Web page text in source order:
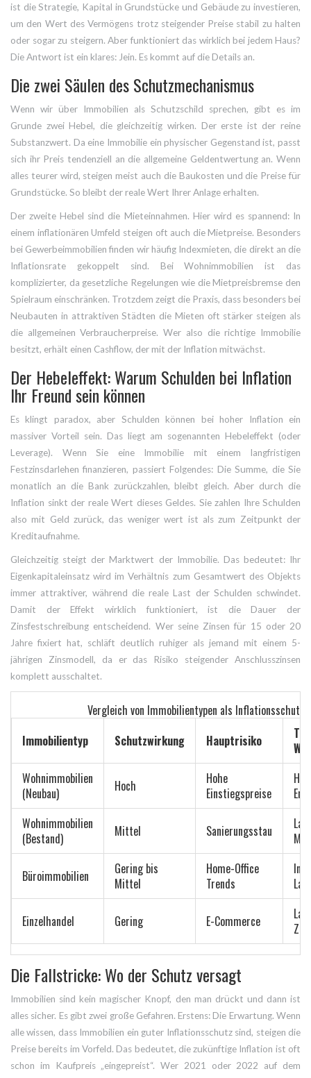
ist die Strategie, Kapital in Grundstücke und Gebäude zu investieren,
um den Wert des Vermögens trotz steigender Preise stabil zu halten
oder sogar zu steigern. Aber funktioniert das wirklich bei jedem Haus?
Die Antwort ist ein klares: Jein. Es kommt auf die Details an.
Die zwei Säulen des Schutzmechanismus
Wenn wir über Immobilien als Schutzschild sprechen, gibt es im
Grunde zwei Hebel, die gleichzeitig wirken. Der erste ist der reine
Substanzwert. Da eine Immobilie ein physischer Gegenstand ist, passt
sich ihr Preis tendenziell an die allgemeine Geldentwertung an. Wenn
alles teurer wird, steigen meist auch die Baukosten und die Preise für
Grundstücke. So bleibt der reale Wert Ihrer Anlage erhalten.
Der zweite Hebel sind die Mieteinnahmen. Hier wird es spannend: In
einem inflationären Umfeld steigen oft auch die Mietpreise. Besonders
bei Gewerbeimmobilien finden wir häufig Indexmieten, die direkt an die
Inflationsrate gekoppelt sind. Bei Wohnimmobilien ist das
komplizierter, da gesetzliche Regelungen wie die Mietpreisbremse den
Spielraum einschränken. Trotzdem zeigt die Praxis, dass besonders bei
Neubauten in attraktiven Städten die Mieten oft stärker steigen als
die allgemeinen Verbraucherpreise. Wer also die richtige Immobilie
besitzt, erhält einen Cashflow, der mit der Inflation mitwächst.
Der Hebeleffekt: Warum Schulden bei Inflation
Ihr Freund sein können
Es klingt paradox, aber Schulden können bei hoher Inflation ein
massiver Vorteil sein. Das liegt am sogenannten Hebeleffekt (oder
Leverage). Wenn Sie eine Immobilie mit einem langfristigen
Festzinsdarlehen finanzieren, passiert Folgendes: Die Summe, die Sie
monatlich an die Bank zurückzahlen, bleibt gleich. Aber durch die
Inflation sinkt der reale Wert dieses Geldes. Sie zahlen Ihre Schulden
also mit Geld zurück, das weniger wert ist als zum Zeitpunkt der
Kreditaufnahme.
Gleichzeitig steigt der Marktwert der Immobilie. Das bedeutet: Ihr
Eigenkapitaleinsatz wird im Verhältnis zum Gesamtwert des Objekts
immer attraktiver, während die reale Last der Schulden schwindet.
Damit der Effekt wirklich funktioniert, ist die Dauer der
Zinsfestschreibung entscheidend. Wer seine Zinsen für 15 oder 20
Jahre fixiert hat, schläft deutlich ruhiger als jemand mit einem 5-
jährigen Zinsmodell, da er das Risiko steigender Anschlusszinsen
komplett ausschaltet.
Vergleich von Immobilientypen als Inflationsschutz
Immobilientyp
Schutzwirkung Hauptrisiko
Wohnimmobilien
(Neubau)
Hoch
Hohe
Einstiegspreise
Wohnimmobilien
(Bestand)
Mittel Sanierungsstau
Büroimmobilien
Gering bis
Mittel
Home-Office
Trends
Einzelhandel Gering E-Commerce
Die Fallstricke: Wo der Schutz versagt
Immobilien sind kein magischer Knopf, den man drückt und dann ist
alles sicher. Es gibt zwei große Gefahren. Erstens: Die Erwartung. Wenn
alle wissen, dass Immobilien ein guter Inflationsschutz sind, steigen die
Preise bereits im Vorfeld. Das bedeutet, die zukünftige Inflation ist oft
schon im Kaufpreis „eingepreist“. Wer 2021 oder 2022 auf dem